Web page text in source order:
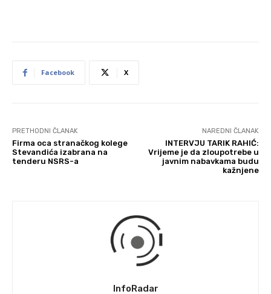
Facebook X
PRETHODNI ČLANAK
Firma oca stranačkog kolege
Stevandića izabrana na
tenderu NSRS-a
NAREDNI ČLANAK
INTERVJU TARIK RAHIĆ:
Vrijeme je da zloupotrebe u
javnim nabavkama budu
kažnjene
InfoRadar